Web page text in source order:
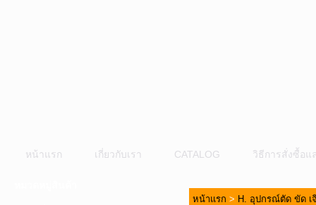
หน้าแรก เกี่ยวกับเรา CATALOG วิธีการสั่งซื้อแ
หน้าแรก > H. อุปกรณ์ตัด ขัด เ